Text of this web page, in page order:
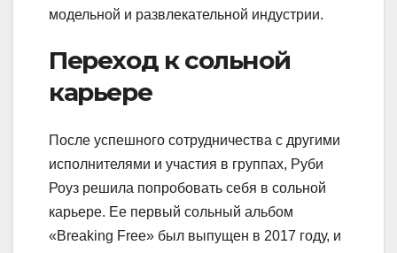
модельной и развлекательной индустрии.
Переход к сольной
карьере
После успешного сотрудничества с другими
исполнителями и участия в группах, Руби
Роуз решила попробовать себя в сольной
карьере. Ее первый сольный альбом
«Breaking Free» был выпущен в 2017 году, и